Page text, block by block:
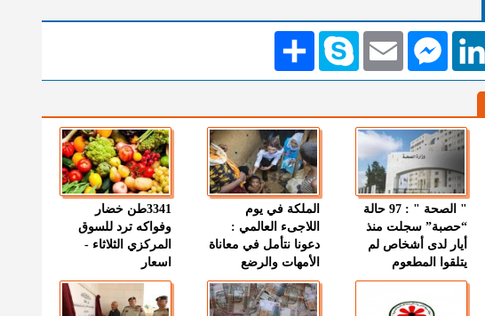
انشر Skype EmailMessenger
" الصحة " : 97 حالة
“حصبة” سجلت منذ
أيار لدى أشخاص لم
يتلقوا المطعوم
الملكة في يوم
اللاجىء العالمي :
دعونا نتأمل في معاناة
الأمهات والرضع
3341طن خضار
وفواكه ترد للسوق
المركزي الثلاثاء -
اسعار